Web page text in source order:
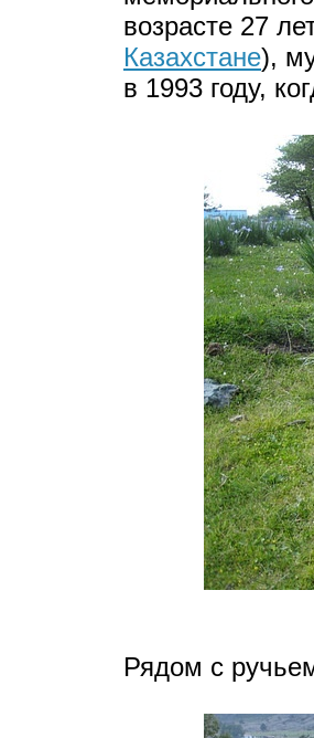
возрасте 27
Казахстане),
в 1993 году,
Рядом с